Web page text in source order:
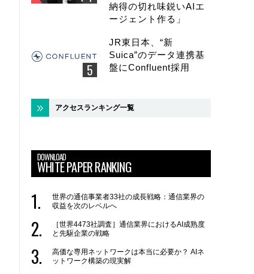
納得の切れ味鋭いAIエ
ージェント作る」
JR東日本、“新
Suica”のデータ連携基
盤にConfluent採用
アクセスランキング一覧
DOWNLOAD
WHITE PAPER RANKING
世界の通信事業者33社の成長戦略：通信業界の
収益を次のレベルへ
［世界4473社調査］通信業界におけるAI成熟度
と先駆企業の戦略
高価な専用ネットワークは本当に必要か？ AIネ
ットワーク構築の現実解